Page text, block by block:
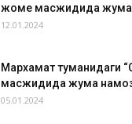
жоме масжидида жума
12.01.2024
Мархамат туманидаги
масжидида жума
05.01.2024